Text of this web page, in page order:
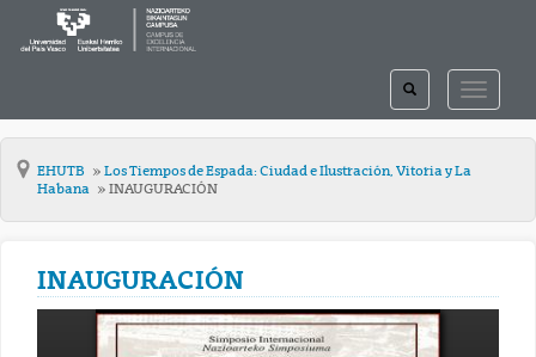
TOGGLE
TOGGLE
SEARCH
EHUTB
Los Tiempos de Espada: Ciudad e Ilustración, Vitoria y La
Habana
INAUGURACIÓN
INAUGURACIÓN